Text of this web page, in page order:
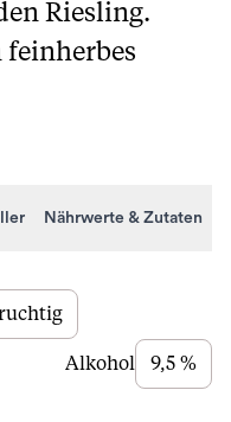
Riesling.
feinherbes
Nährwerte & Zutaten
Alkohol 9,5 %